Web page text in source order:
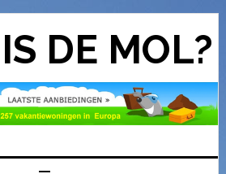
DE MOL?